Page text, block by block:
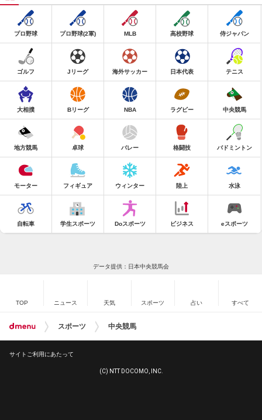
プロ野球 プロ野球(2軍) MLB 高校野球 侍ジャパン
ゴルフ Jリーグ 海外サッカー 日本代表 テニス
大相撲 Bリーグ NBA ラグビー 中央競馬
地方競馬 卓球 バレー 格闘技 バドミントン
モーター フィギュア ウィンター 陸上 水泳
自転車 学生スポーツ Doスポーツ ビジネス eスポーツ
データ提供：日本中央競馬会
TOP ニュース 天気 スポーツ 占い すべて
スポーツ 中央競馬
サイトご利用にあたって
(C) NTT DOCOMO, INC.